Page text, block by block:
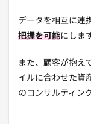
データを相互に連
把握を可能にしま
また、顧客が抱え
イルに合わせた資
のコンサルティン